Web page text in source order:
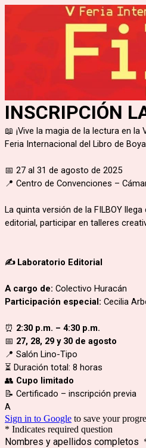
INSCRIPCIÓN
📖 ¡Vive la magia de la lectura en la
Feria Internacional del Libro de
📅 27 al 31 de agosto de 2025
📍 Centro de Convenciones –
La quinta versión de la FILBOY llega
editorial, participar en talleres
✍️ Laboratorio Editorial
A cargo de: Colectivo Huracán
Participación especial: Cecilia
⏰ 2:30 p.m. – 4:30 p.m.
📅 27, 28, 29 y 30 de agosto
📍 Salón Lino-Tipo
⏳ Duración total: 8 horas
👥 Cupo limitado
📝 Certificado – inscripción previa
A
Sign in to Google to save your
* Indicates required question
Nombres y apellidos completos